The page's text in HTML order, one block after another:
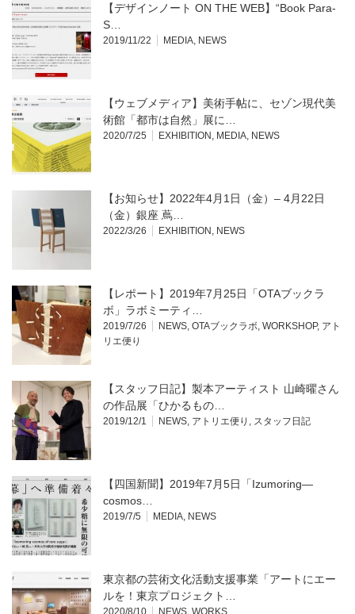
【デザインノート ON THE WEB】“Book Para-
S…
2019/11/22 MEDIA NEWS
【ウェブメディア】美術手帖に、セゾン現代美
術館「都市は自然」展に…
2020/7/25 EXHIBITION MEDIA NEWS
【お知らせ】2022年4月1日（金）– 4月22日
（金）銀座 蔦…
2022/3/26 EXHIBITION NEWS
【レポート】2019年7月25日「OTAブックラ
ボ」ラボミーティ…
2019/7/26 NEWS OTAブックラボ WORKSHOP, アト
リエ便り
【スタッフ日記】製本アーティスト 山崎曜さん
の作品展「ひかるもの…
2019/12/1 NEWS アトリエ便り スタッフ日記
【四国新聞】2019年7月5日「Izumoring—
cosmos…
2019/7/5 MEDIA NEWS
東京都の芸術文化活動支援事業「アートにエー
ルを！東京プロジェクト…
2020/8/10 NEWS WORKS